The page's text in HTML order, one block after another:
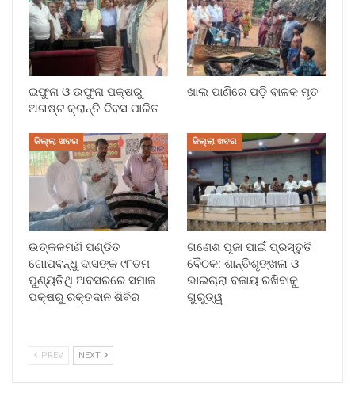
ଇଫୁନା ଓ ଉଫୁନା ପକ୍ଷରୁ
ଅଗଷ୍ଟ କ୍ରାନ୍ତି ଦିବସ ପାଳିତ
ଖାଲ ପାଣିରେ ପଡ଼ି ବାଳକ ମୃତ
ଜିଲ୍ଲା ଖବର
ଉତ୍କଳମଣି ପଣ୍ଡିତ
ଗୋପବନ୍ଧୁ ଦାସଙ୍କ ୯୮ତମ
ପୁଣ୍ୟତିଥି ଅବସରରେ ସମାଜ
ପକ୍ଷରୁ ରକ୍ତଦାନ ଶିବିର
ଜିଲ୍ଲା ଖବର
ଗଣେଶ ପୂଜା ପାଇଁ ପ୍ରସ୍ତୁତି
ବୈଠକ: ଶାନ୍ତିଶୃଙ୍ଖଳା ଓ
ଭାଇଚାରା ବଜାୟ ରଖିବାକୁ
ଗୁରୁତ୍ୱ
PREV NEXT